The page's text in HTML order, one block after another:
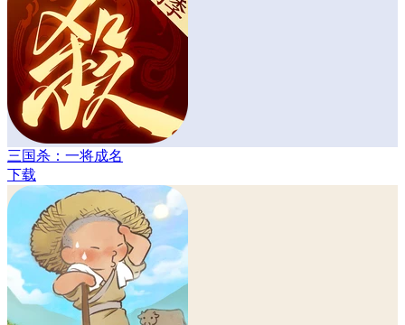
三国杀：一将成名
下载